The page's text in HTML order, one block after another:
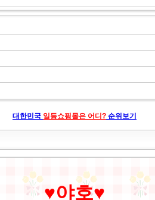
대한민국 일등쇼핑몰은 어디? 순위보기
♥야호♥